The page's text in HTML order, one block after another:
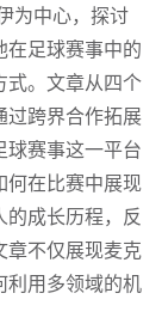
为中心，探讨
足球赛事中的
。文章从四个
过跨界合作拓展
赛事这一平台
在比赛中展现
成长历程，反
章不仅展现麦克
利用多领域的机